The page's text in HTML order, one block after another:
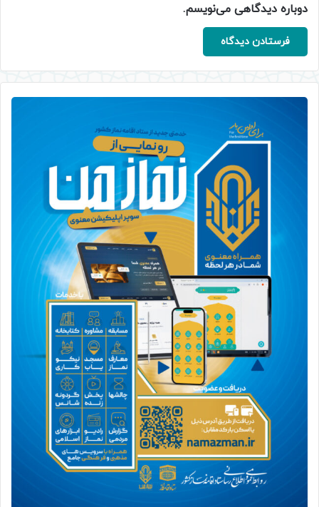
دوباره دیدگاهی می‌نویسم.